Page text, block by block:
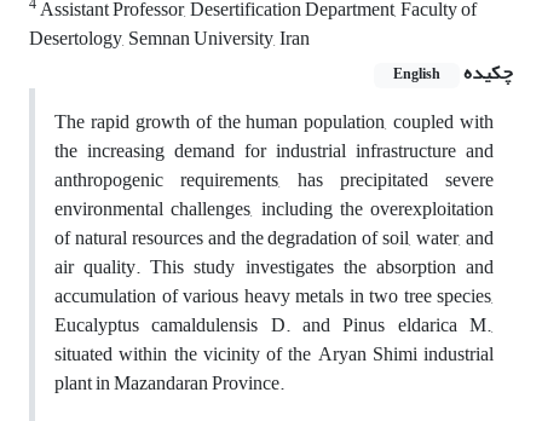
Assistant Professor, Desertification Department, Faculty of
Desertology, Semnan University, Iran
چکیده
English
The rapid growth of the human population, coupled with
the increasing demand for industrial infrastructure and
anthropogenic requirements, has precipitated severe
environmental challenges, including the overexploitation
of natural resources and the degradation of soil, water, and
air quality. This study investigates the absorption and
accumulation of various heavy metals in two tree species,
Eucalyptus camaldulensis D. and Pinus eldarica M.,
situated within the vicinity of the Aryan Shimi industrial
plant in Mazandaran Province.